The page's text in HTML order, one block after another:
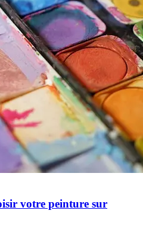
votre peinture sur